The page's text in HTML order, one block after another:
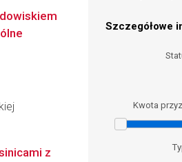
Szczegółowe
Kwota
z